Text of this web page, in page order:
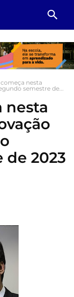
nesta
semestre de...
nesta
de 2023